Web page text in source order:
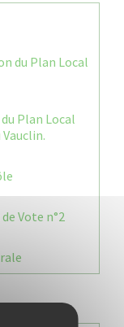
du Plan Local
Plan Local
Vote n°2